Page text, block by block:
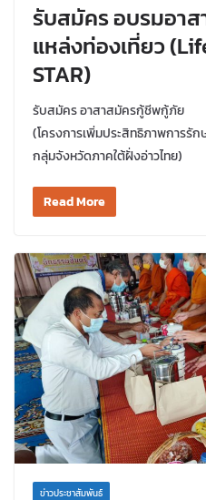
รับสมัคร อบรมอา
แหล่งท่องเที่ยว
STAR)
รับสมัคร อาสาสมัครกู้ชีพกู้ภัย
(โครงการเพิ่มประสิทธิภาพการรั
กลุ่มจังหวัดภาคใต้ฝั่งอ่าวไทย)
Read More
ข่าวประชาสัมพันธ์